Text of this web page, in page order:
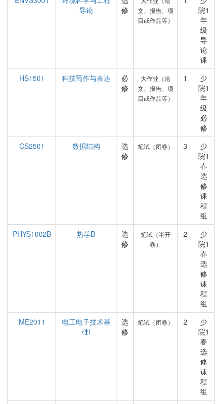
导论
修
文、报告、项
目或作品等）
院1
年
级
导
论
课
HS1501
科技写作与表达
必
修
大作业（论
文、报告、项
目或作品等）
1
少
院1
年
级
必
修
CS2501
数据结构
选
修
笔试（闭卷） 3
少
院1
春
选
修
课
程
组
PHYS1002B
热学B
选
修
笔试（半开
卷）
2
少
院1
春
选
修
课
程
组
ME2011
电工电子技术基
础I
选
修
笔试（闭卷） 2
少
院1
春
选
修
课
程
组